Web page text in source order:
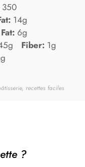
350
14g
6g
Fiber: 1g
recettes faciles
?